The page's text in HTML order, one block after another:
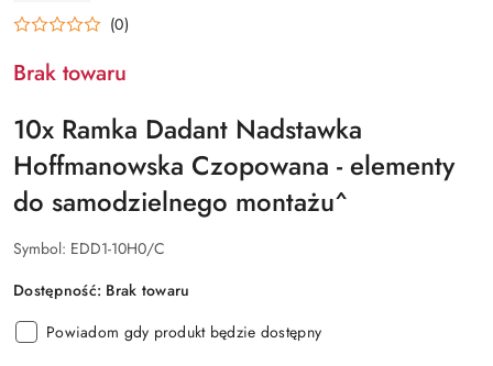
(0)
Brak towaru
10x Ramka Dadant Nadstawka
Hoffmanowska Czopowana - elementy
do samodzielnego montażu^
Symbol: EDD1-10H0/C
Dostępność: Brak towaru
Powiadom gdy produkt będzie dostępny